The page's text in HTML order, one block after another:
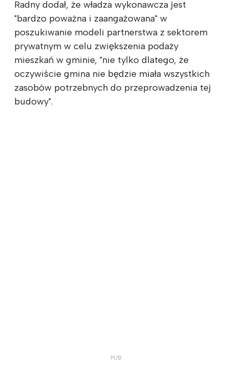
Radny dodał, że władza wykonawcza jest
"bardzo poważna i zaangażowana" w
poszukiwanie modeli partnerstwa z sektorem
prywatnym w celu zwiększenia podaży
mieszkań w gminie, "nie tylko dlatego, że
oczywiście gmina nie będzie miała wszystkich
zasobów potrzebnych do przeprowadzenia tej
budowy".